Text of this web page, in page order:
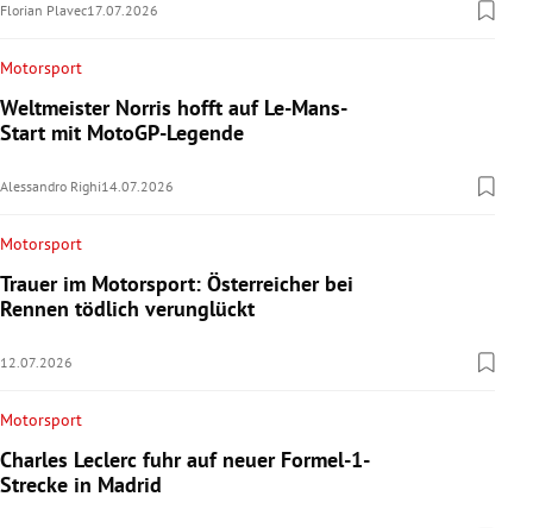
Florian Plavec17.07.2026
Motorsport
Weltmeister Norris hofft auf Le-Mans-
Start mit MotoGP-Legende
Alessandro Righi14.07.2026
Motorsport
Trauer im Motorsport: Österreicher bei
Rennen tödlich verunglückt
12.07.2026
Motorsport
Charles Leclerc fuhr auf neuer Formel-1-
Strecke in Madrid